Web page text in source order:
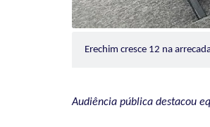
Erechim cresce 12 na
Audiência pública destacou